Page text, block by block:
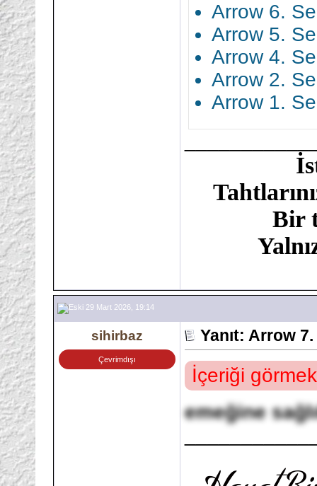
Arrow 6.
Arrow 5.
Arrow 4.
Arrow 2.
Arrow 1.
Bir
29 Mart 2026, 19:14
sihirbaz
Çevrimdışı
Yanıt: Arrow
İçeriği
emeğine